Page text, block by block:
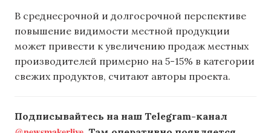
В среднесрочной и долгосрочной перспективе
повышение видимости местной продукции
может привести к увеличению продаж местных
производителей примерно на 5-15% в категории
свежих продуктов, считают авторы проекта.
Подписывайтесь на наш Telegram-канал